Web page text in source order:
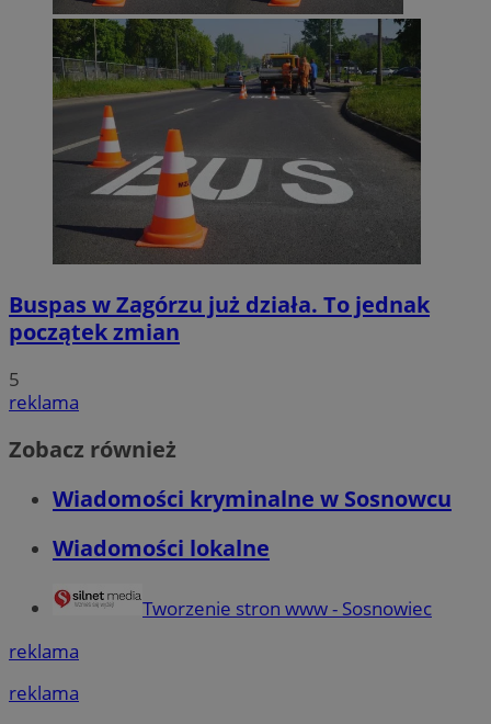
Buspas w Zagórzu już działa. To jednak
początek zmian
5
reklama
Zobacz również
Wiadomości kryminalne w Sosnowcu
Wiadomości lokalne
Tworzenie stron www - Sosnowiec
reklama
reklama